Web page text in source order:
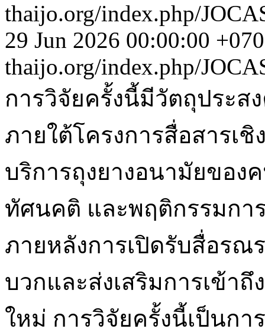
thaijo.org/index.php/
29 Jun 2026 00:00:00
thaijo.org/index.php/
การวิจัยครั้งนี้มีวัตถุประส
ภายใต้โครงการสื่อสารเชิ
บริการถุงยางอนามัยของ
ทัศนคติ และพฤติกรรมกา
ภายหลังการเปิดรับสื่อรณ
บวกและส่งเสริมการเข้า
ใหม่ การวิจัยครั้งนี้เป็นกา